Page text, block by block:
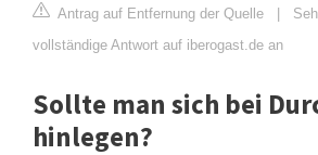
Antrag auf Entfernung der Quelle |
vollständige Antwort auf iberogast.de an
Sollte man sich bei
hinlegen?